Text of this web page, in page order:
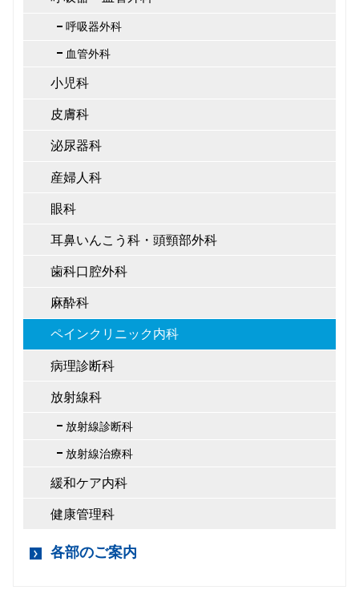
呼吸器外科
血管外科
小児科
皮膚科
泌尿器科
産婦人科
眼科
耳鼻いんこう科・頭頸部外科
歯科口腔外科
麻酔科
ペインクリニック内科
病理診断科
放射線科
放射線診断科
放射線治療科
緩和ケア内科
健康管理科
各部のご案内